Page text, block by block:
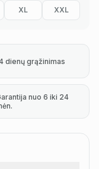
XL XXL
dienų grąžinimas
nuo 6 iki 24